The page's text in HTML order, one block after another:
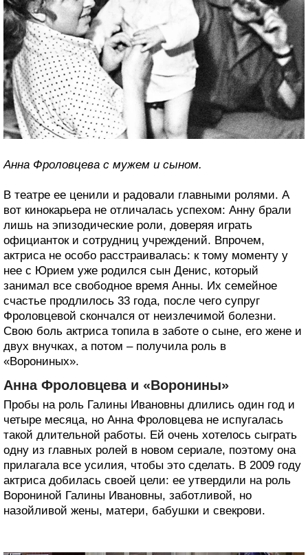
Анна Фроловцева с мужем и сыном.
В театре ее ценили и радовали главными ролями. А
вот кинокарьера не отличалась успехом: Анну брали
лишь на эпизодические роли, доверяя играть
официанток и сотрудниц учреждений. Впрочем,
актриса не особо расстраивалась: к тому моменту у
нее с Юрием уже родился сын Денис, который
занимал все свободное время Анны. Их семейное
счастье продлилось 33 года, после чего супруг
Фроловцевой скончался от неизлечимой болезни.
Свою боль актриса топила в заботе о сыне, его жене и
двух внучках, а потом – получила роль в
«Ворониных».
Анна Фроловцева и «Воронины»
Пробы на роль Галины Ивановны длились один год и
четыре месяца, но Анна Фроловцева не испугалась
такой длительной работы. Ей очень хотелось сыграть
одну из главных ролей в новом сериале, поэтому она
прилагала все усилия, чтобы это сделать. В 2009 году
актриса добилась своей цели: ее утвердили на роль
Ворониной Галины Ивановны, заботливой, но
назойливой жены, матери, бабушки и свекрови.